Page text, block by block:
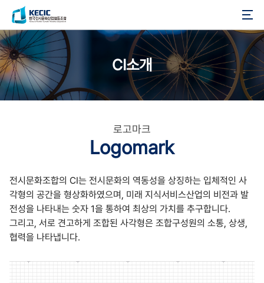
한국전시문화산업협동조합
CI소개
로고마크
Logomark
전시문화조합의 CI는 전시문화의 역동성을 상징하는 입체적인 사
각형의 공간을 형상화하였으며, 미래 지식서비스산업의 비전과 발
전성을 나타내는 숫자 1을 통하여 최상의 가치를 추구합니다.
그리고, 서로 견고하게 조합된 사각형은 조합구성원의 소통, 상생,
협력을 나타냅니다.